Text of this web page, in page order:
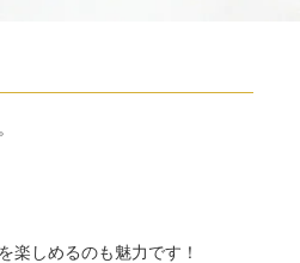
楽しめるのも魅力です！